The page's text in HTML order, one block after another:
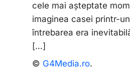
cele mai așteptate
imaginea casei printr-
întrebarea era
[…]
© G4Media.ro.